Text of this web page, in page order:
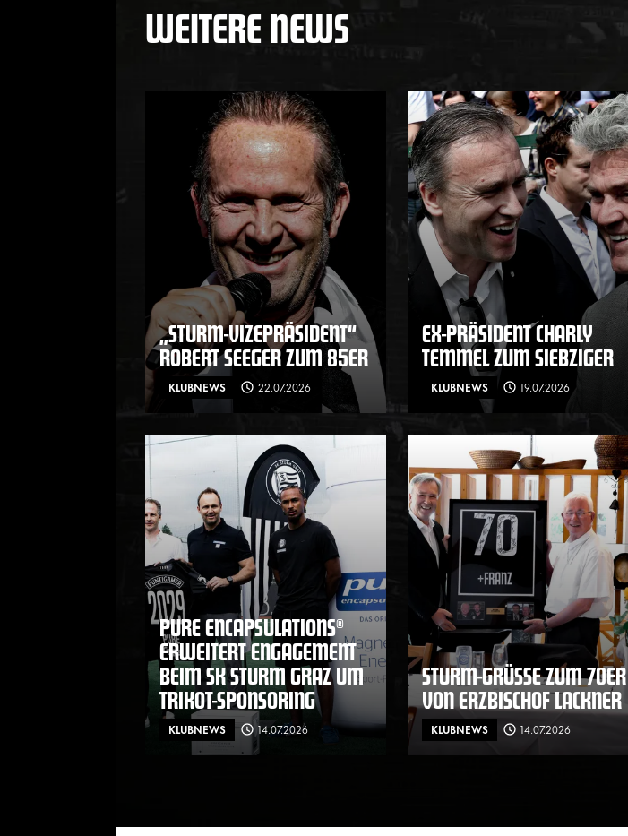
WEITERE NEWS
„STURM-VIZEPRÄSIDENT“
ROBERT SEEGER ZUM 85ER
KLUBNEWS 22.07.2026
EX-PRÄSIDENT CHARLY
TEMMEL ZUM SIEBZIGER
KLUBNEWS 19.07.2026
PURE ENCAPSULATIONS®
ERWEITERT ENGAGEMENT
BEIM SK STURM GRAZ UM
TRIKOT-SPONSORING
KLUBNEWS 14.07.2026
STURM-GRÜSSE ZUM 70ER V
ON ERZBISCHOF LACKNER
KLUBNEWS 14.07.2026